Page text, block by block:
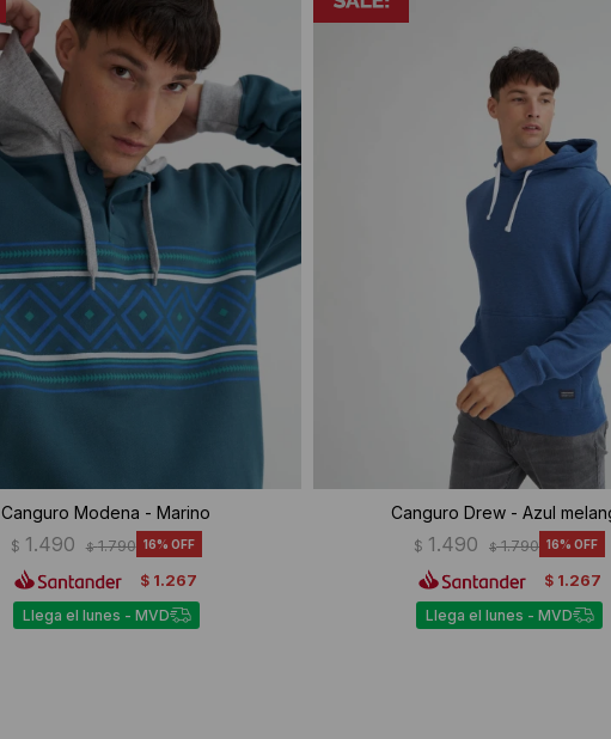
Canguro Modena - Marino
$ 1.490 $ 1.790 16
$ 1.267
Llega el lunes - MVD
Canguro Drew - Azul
$ 1.490 $ 1.790 16
$ 1.267
Llega el lunes - MVD